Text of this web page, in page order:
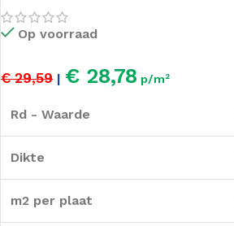
Op voorraad
€ 29,59 | € 28,78 p/m²
Rd - Waarde
Dikte
m2 per plaat